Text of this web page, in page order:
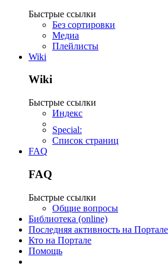
Быстрые ссылки
Без сортировки
Медиа
Плейлисты
Wiki
Wiki
Быстрые ссылки
Индекс
Special:
Список страниц
FAQ
FAQ
Быстрые ссылки
Общие вопросы
Библиотека (online)
Последняя активность на Портале
Кто на Портале
Помощь